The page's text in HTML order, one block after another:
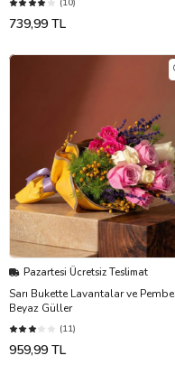
739,99 TL
Pazartesi Ücretsiz Teslimat
Sarı Bukette Lavantalar ve Pembe
Beyaz Güller
(11)
959,99 TL